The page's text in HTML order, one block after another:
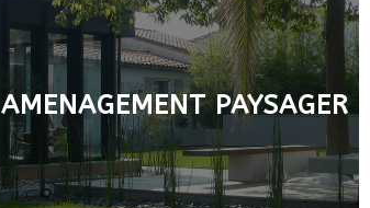
AMENAGEMENT PAYSAGER